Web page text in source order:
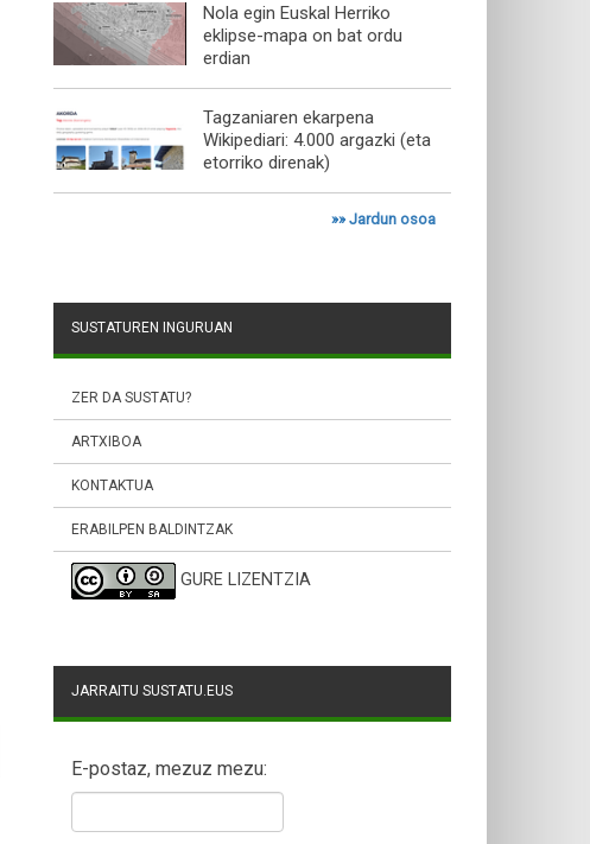
Nola egin Euskal Herriko
eklipse-mapa on bat ordu
erdian
Tagzaniaren ekarpena
Wikipediari: 4.000 argazki (eta
etorriko direnak)
»»Jardun osoa
SUSTATUREN INGURUAN
ZER DA SUSTATU?
ARTXIBOA
KONTAKTUA
ERABILPEN BALDINTZAK
GURE LIZENTZIA
JARRAITU SUSTATU.EUS
E-postaz, mezuz mezu: